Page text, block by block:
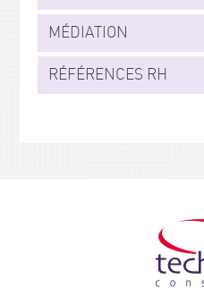
MÉDIATION
RÉFÉRENCES RH